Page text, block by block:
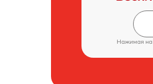
Нажимая на